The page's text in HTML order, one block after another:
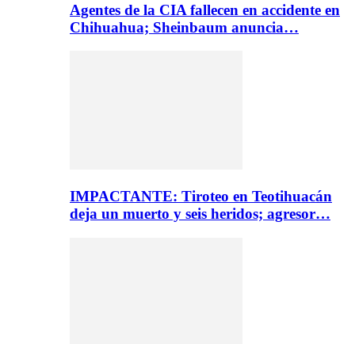
Agentes de la CIA fallecen en accidente en
Chihuahua; Sheinbaum anuncia…
IMPACTANTE: Tiroteo en Teotihuacán
deja un muerto y seis heridos; agresor…